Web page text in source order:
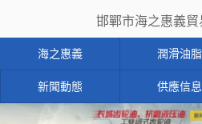
邯鄲市海之惠義貿
海之惠義 潤滑油脂
新聞動態 供應信息